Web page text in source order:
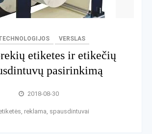
VERSLAS
etiketes ir etikečių
pasirinkimą
2018-08-30
, reklama, spausdintuvai